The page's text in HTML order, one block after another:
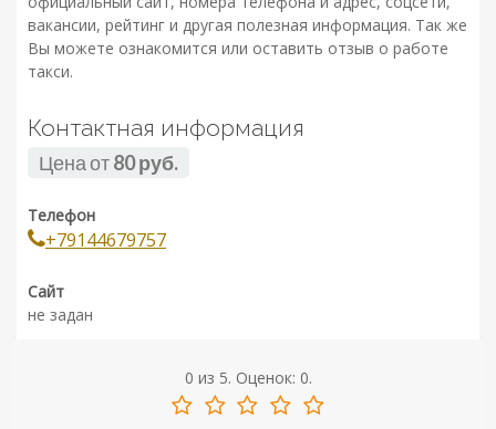
вакансии, рейтинг и другая полезная информация. Так же
Вы можете ознакомится или оставить отзыв о работе
такси.
Контактная информация
Цена от80 руб.
Телефон
+79144679757
Сайт
не задан
0 из 5. Оценок: 0.